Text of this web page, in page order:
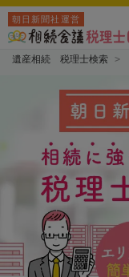
朝日新聞社運営
遺産相続 税理士検索